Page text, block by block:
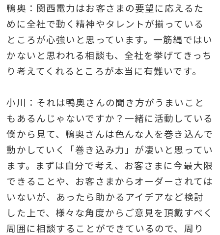
鴨奥：関西電力はお客さまの要望に応えるた
めに全社で動く精神やタレントが揃っている
ところが心強いと思っています。一筋縄ではい
かないと思われる相談も、全社を挙げてきっち
り考えてくれるところが本当に有難いです。
小川：それは鴨奥さんの聞き方がうまいこと
もあるんじゃないですか？一緒に活動している
僕から見て、鴨奥さんは色んな人を巻き込んで
動かしていく「巻き込み力」が凄いと思ってい
ます。まずは自分で考え、お客さまに今最大限
できることや、お客さまからオーダーされては
いないが、あったら助かるアイデアなど検討
した上で、様々な角度からご意見を頂戴すべく
周囲に相談することができているので、周り